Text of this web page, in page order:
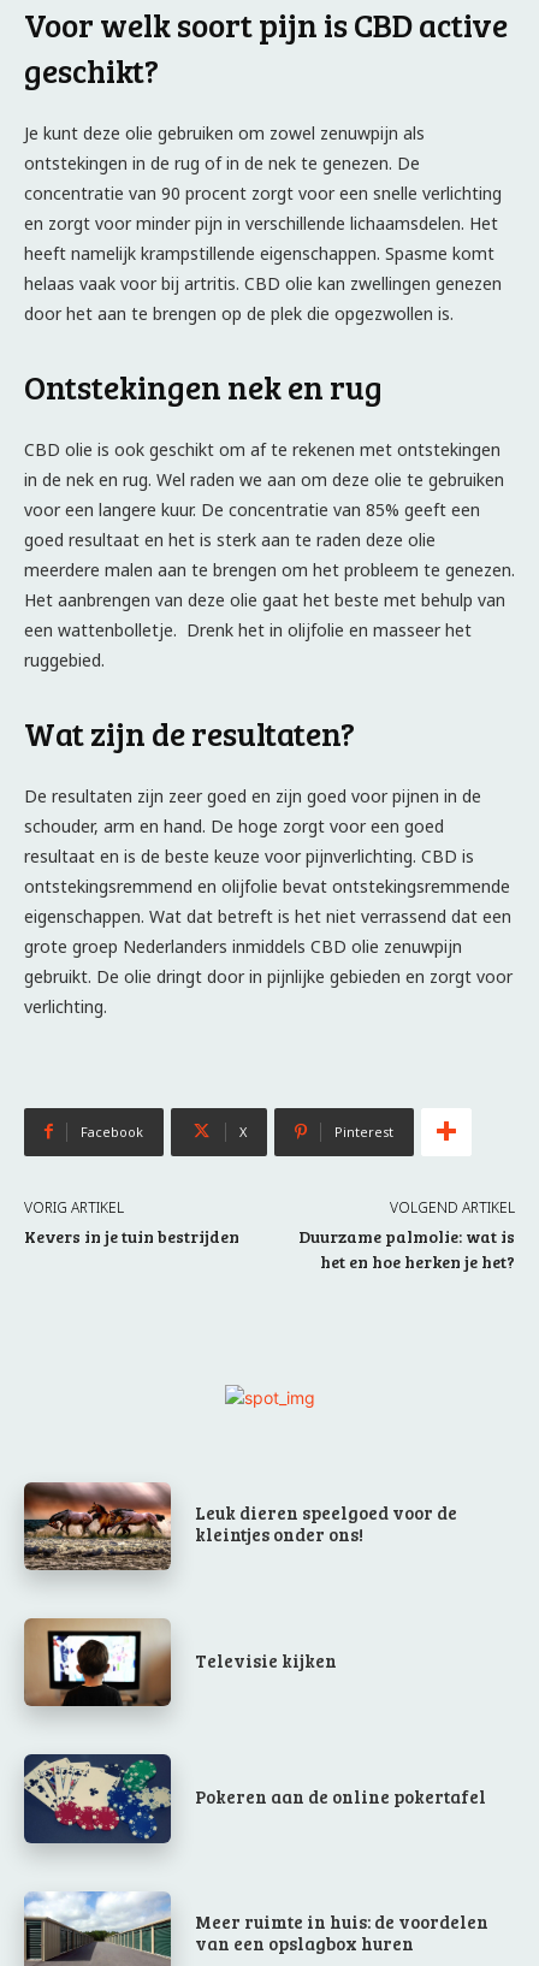
Voor welk soort pijn is CBD active
geschikt?
Je kunt deze olie gebruiken om zowel zenuwpijn als
ontstekingen in de rug of in de nek te genezen. De
concentratie van 90 procent zorgt voor een snelle verlichting
en zorgt voor minder pijn in verschillende lichaamsdelen. Het
heeft namelijk krampstillende eigenschappen. Spasme komt
helaas vaak voor bij artritis. CBD olie kan zwellingen genezen
door het aan te brengen op de plek die opgezwollen is.
Ontstekingen nek en rug
CBD olie is ook geschikt om af te rekenen met ontstekingen
in de nek en rug. Wel raden we aan om deze olie te gebruiken
voor een langere kuur. De concentratie van 85% geeft een
goed resultaat en het is sterk aan te raden deze olie
meerdere malen aan te brengen om het probleem te genezen.
Het aanbrengen van deze olie gaat het beste met behulp van
een wattenbolletje. Drenk het in olijfolie en masseer het
ruggebied.
Wat zijn de resultaten?
De resultaten zijn zeer goed en zijn goed voor pijnen in de
schouder, arm en hand. De hoge zorgt voor een goed
resultaat en is de beste keuze voor pijnverlichting. CBD is
ontstekingsremmend en olijfolie bevat ontstekingsremmende
eigenschappen. Wat dat betreft is het niet verrassend dat een
grote groep Nederlanders inmiddels CBD olie zenuwpijn
gebruikt. De olie dringt door in pijnlijke gebieden en zorgt voor
verlichting.
Facebook X Pinterest
VORIG ARTIKEL
Kevers in je tuin bestrijden
VOLGEND ARTIKEL
Duurzame palmolie: wat is
het en hoe herken je het?
Leuk dieren speelgoed voor de
kleintjes onder ons!
Televisie kijken
Pokeren aan de online pokertafel
Meer ruimte in huis: de voordelen
van een opslagbox huren